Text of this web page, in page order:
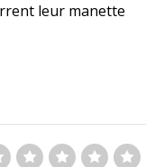
leur manette